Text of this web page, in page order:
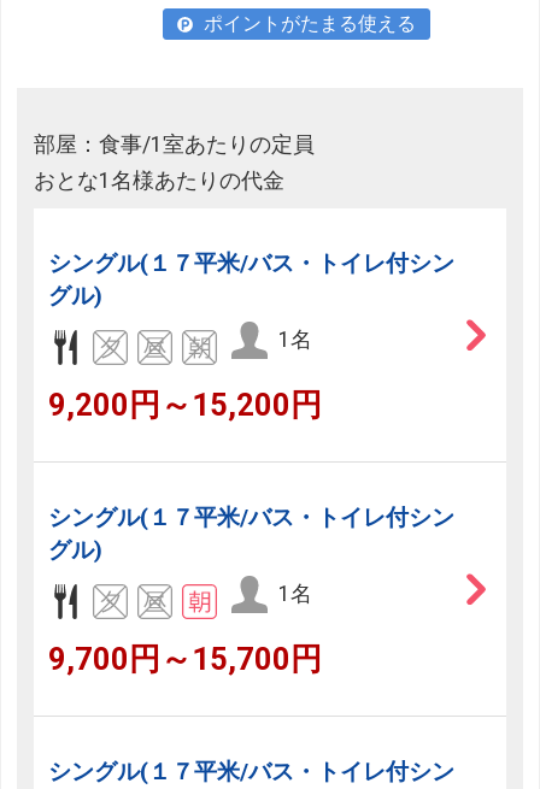
ポイントがたまる使える
部屋：食事/1室あたりの定員
おとな1名様あたりの代金
シングル(１７平米/バス・トイレ付シン
グル)
1名
9,200円～15,200円
シングル(１７平米/バス・トイレ付シン
グル)
1名
9,700円～15,700円
シングル(１７平米/バス・トイレ付シン